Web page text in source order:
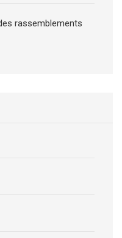
rassemblements